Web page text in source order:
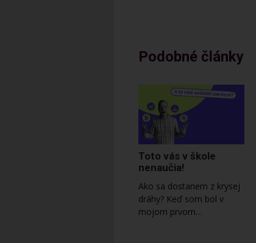
Podobné články
Toto vás v škole
nenaučia!
Ako sa dostanem z krysej
dráhy? Keď som bol v
mojom prvom…